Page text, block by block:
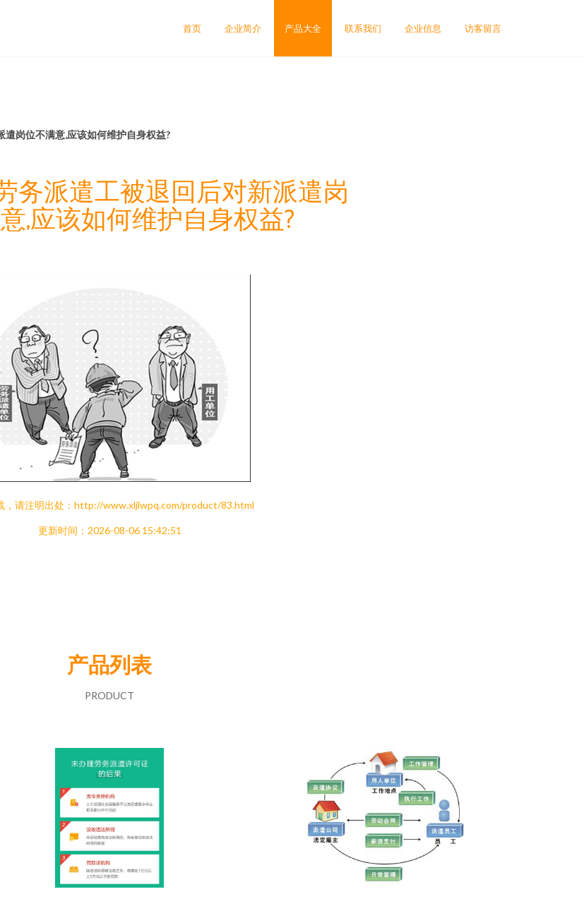
首页 企业简介 产品大全 联系我们 企业信息 访客留言
岗位不满意,应该如何维护自身权益?
务派遣工被退回后对新派遣岗
,应该如何维护自身权益?
，请注明出处：http://www.xljlwpq.com/product/83.html
更新时间：2026-08-06 15:42:51
产品列表
PRODUCT